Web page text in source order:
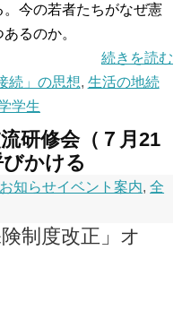
今の若者たちがなぜ憲
るのか。
続きを読む
続」の思想, 生活の地続
学生
研修会（７月21
かける
お知らせイベント案内,全
制度改正」オ